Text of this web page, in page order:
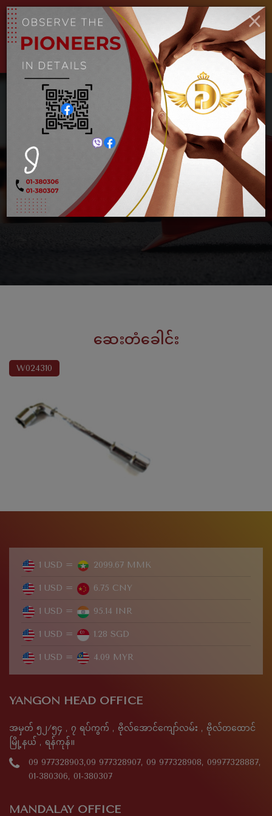
MYANMAR
Toggle
ဆေးတံခေါင်း
Home ဆေးတံခေါင်း
ဆေးတံခေါင်း
W024310
1 USD = 2099.67 MMK
1 USD = 6.75 CNY
1 USD = 95.14 INR
1 USD = 1.28 SGD
1 USD = 4.09 MYR
YANGON HEAD OFFICE
အမှတ် ၅၂/၅၄ , ၇ ရပ်ကွက် , ဗိုလ်အောင်ကျော်လမ်း , ဗိုလ်တထောင်
မြို့နယ် , ရန်ကုန်။
09 977328903,09 977328907, 09 977328908, 09977328887,
01-380306, 01-380307
MANDALAY OFFICE
×